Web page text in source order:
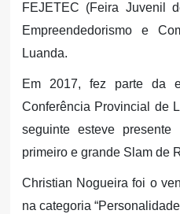
FEJETEC (Feira Juvenil
Empreendedorismo e
Luanda.
Em 2017, fez parte da
Conferência Provincial de
seguinte esteve presente
primeiro e grande Slam de
Christian Nogueira foi o
na categoria